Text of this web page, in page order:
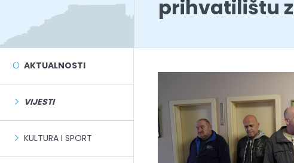
prihvatilištu
AKTUALNOSTI
VIJESTI
KULTURA I SPORT